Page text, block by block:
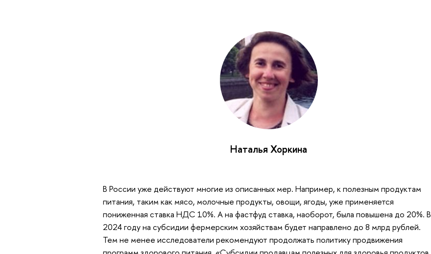
Наталья Хоркина
В России уже действуют многие из описанных мер. Например, к полезным продуктам
питания, таким как мясо, молочные продукты, овощи, ягоды, уже применяется
пониженная ставка НДС 10%. А на фастфуд ставка, наоборот, была повышена до 20%. В
2024 году на субсидии фермерским хозяйствам будет направлено до 8 млрд рублей.
Тем не менее исследователи рекомендуют продолжать политику продвижения